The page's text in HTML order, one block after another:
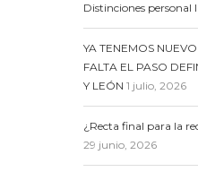
Distinciones
YA TENEMOS
FALTA EL PASO
Y LEÓN 1 julio, 2026
¿Recta final para la
29 junio, 2026